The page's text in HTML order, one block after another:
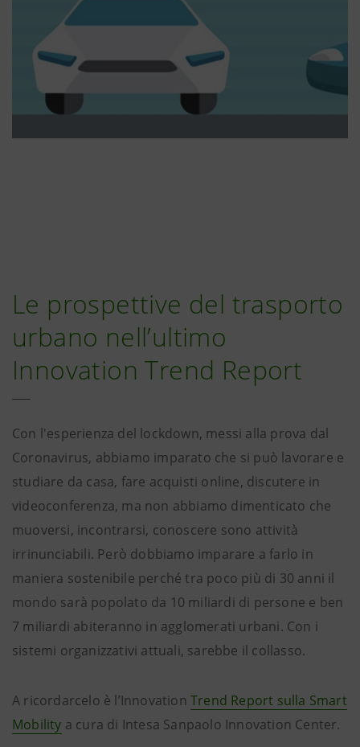
Le prospettive del trasporto
urbano nell’ultimo
Innovation Trend Report
Con l'esperienza del lockdown, messi alla prova dal
Coronavirus, abbiamo imparato che si può lavorare e
studiare da casa, fare acquisti online, discutere in
videoconferenza, ma non abbiamo dimenticato che
muoversi, incontrarsi, conoscere sono attività
irrinunciabili. Però dobbiamo imparare a farlo in
maniera sostenibile perché tra poco più di 30 anni il
mondo sarà popolato da 10 miliardi di persone e ben
7 miliardi abiteranno in agglomerati urbani. Con i
sistemi organizzativi attuali, sarebbe il collasso.
A ricordarcelo è l’Innovation Trend Report sulla Smart
Mobility a cura di Intesa Sanpaolo Innovation Center.